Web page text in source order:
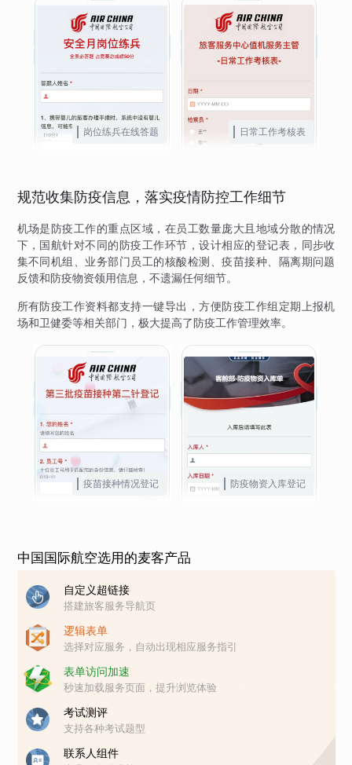
岗位练兵在线答题 日常工作考核表
规范收集防疫信息，落实疫情防控工作细节
机场是防疫工作的重点区域，在员工数量庞大且地域分散的情况
下，国航针对不同的防疫工作环节，设计相应的登记表，同步收
集不同机组、业务部门员工的核酸检测、疫苗接种、隔离期问题
反馈和防疫物资领用信息，不遗漏任何细节。
所有防疫工作资料都支持一键导出，方便防疫工作组定期上报机
场和卫健委等相关部门，极大提高了防疫工作管理效率。
疫苗接种情况登记 防疫物资入库登记
中国国际航空选用的麦客产品
自定义超链接
搭建旅客服务导航页
逻辑表单
选择对应服务，自动出现相应服务指引
表单访问加速
秒速加载服务页面，提升浏览体验
考试测评
支持各种考试题型
联系人组件